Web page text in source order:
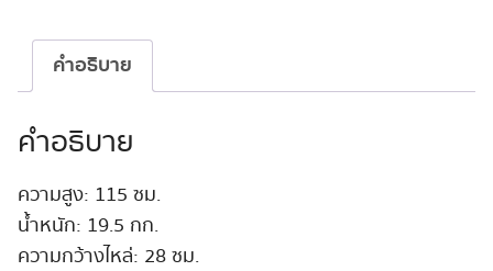
คำอธิบาย
คำอธิบาย
ความสูง: 115 ซม.
น้ำหนัก: 19.5 กก.
ความกว้างไหล่: 28 ซม.